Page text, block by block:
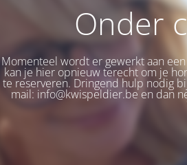
Onder
Momenteel wordt er gewerkt aan
kan je hier opnieuw terecht om je
te reserveren. Dringend hulp nodig
mail: info@kwispeldier.be en dan